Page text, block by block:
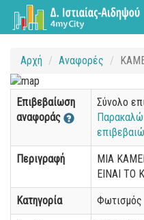
Αρχή Αναφορές
Επιβεβαίωση
αναφοράς
Σύνολο
Παρακαλώ
Περιγραφή
ΜΙΑ
ΕΙΝΑΙ ΤΟ
Κατηγορία Φωτισμός